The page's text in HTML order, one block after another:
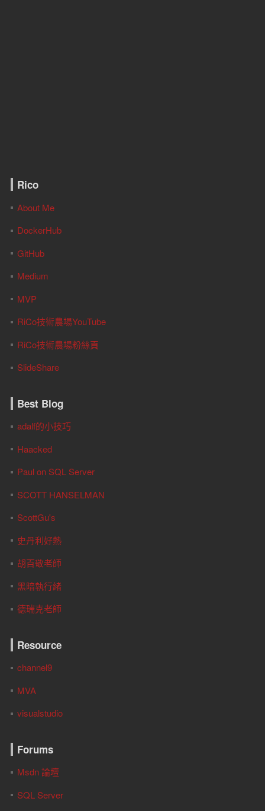
Rico
About Me
DockerHub
GitHub
Medium
MVP
RiCo技術農場YouTube
RiCo技術農場粉絲頁
SlideShare
Best Blog
adalf的小技巧
Haacked
Paul on SQL Server
SCOTT HANSELMAN
ScottGu's
史丹利好熱
胡百敬老師
黑暗執行緒
德瑞克老師
Resource
channel9
MVA
visualstudio
Forums
Msdn 論壇
SQL Server